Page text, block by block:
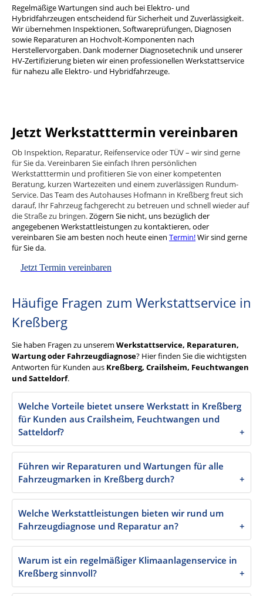
Regelmäßige Wartungen sind auch bei Elektro- und
Hybridfahrzeugen entscheidend für Sicherheit und Zuverlässigkeit.
Wir übernehmen Inspektionen, Softwareprüfungen, Diagnosen
sowie Reparaturen an Hochvolt-Komponenten nach
Herstellervorgaben. Dank moderner Diagnosetechnik und unserer
HV-Zertifizierung bieten wir einen professionellen Werkstattservice
für nahezu alle Elektro- und Hybridfahrzeuge.
Jetzt Werkstatttermin vereinbaren
Ob Inspektion, Reparatur, Reifenservice oder TÜV – wir sind gerne
für Sie da. Vereinbaren Sie einfach Ihren persönlichen
Werkstatttermin und profitieren Sie von einer kompetenten
Beratung, kurzen Wartezeiten und einem zuverlässigen Rundum-
Service. Das Team des Autohauses Hofmann in Kreßberg freut sich
darauf, Ihr Fahrzeug fachgerecht zu betreuen und schnell wieder auf
die Straße zu bringen.Zögern Sie nicht, uns bezüglich der
angegebenen Werkstattleistungen zu kontaktieren, oder
vereinbaren Sie am besten noch heute einen Termin!Wir sind gerne
für Sie da.
Jetzt Termin vereinbaren